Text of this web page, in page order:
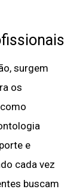
surgem
os
e
cada vez
buscam